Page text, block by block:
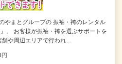
やまとグループの 振袖・袴のレンタル
。 お客様が振袖・袴を選ぶサポートを
や周辺エリアで行われ…